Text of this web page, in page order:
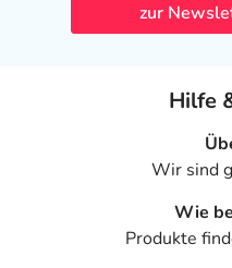
zur
Hilfe
Wir sind
Wie
Produkte